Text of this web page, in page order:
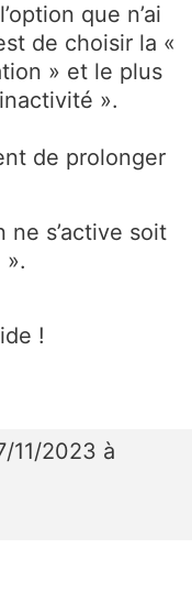
que n’ai
de choisir la «
» et le plus
».
de prolonger
ne s’active soit
».
!
11/2023 à